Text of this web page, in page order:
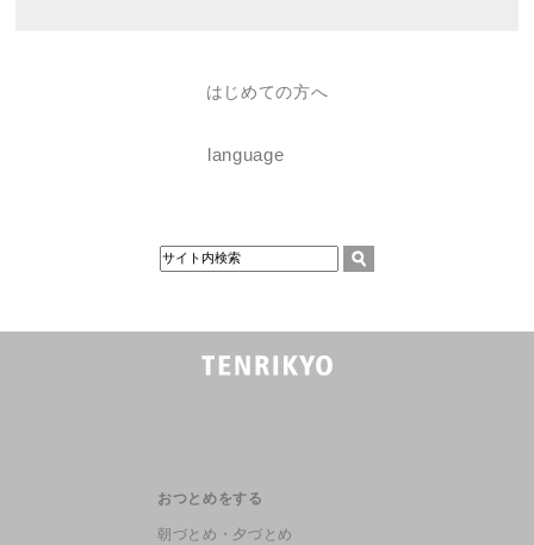
はじめての方へ
language
おつとめをする
朝づとめ・夕づとめ